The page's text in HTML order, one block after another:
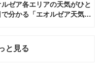
ルゼア各エリアの天気がひと
で分かる「エオルゼア天気予
と見る